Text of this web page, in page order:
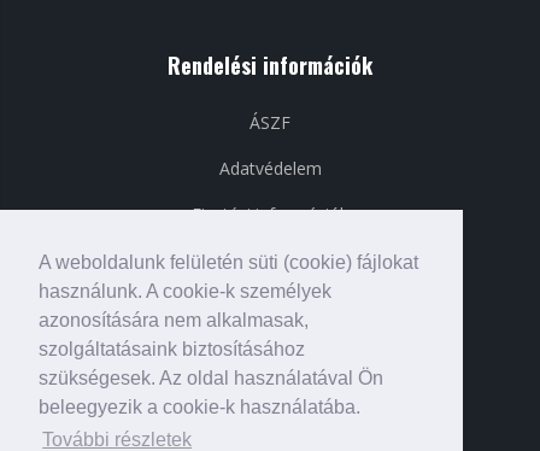
A weboldalunk felületén süti (cookie) fájlokat
használunk. A cookie-k személyek
azonosítására nem alkalmasak,
szolgáltatásaink biztosításához
szükségesek. Az oldal használatával Ön
beleegyezik a cookie-k használatába.
További részletek
Rendelési információk
ÁSZF
Adatvédelem
Fizetési információk
Szállítási információk
Közösségi média